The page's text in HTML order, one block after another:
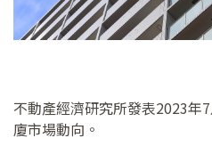
不動產經濟研究所發表2023年
廈市場動向。